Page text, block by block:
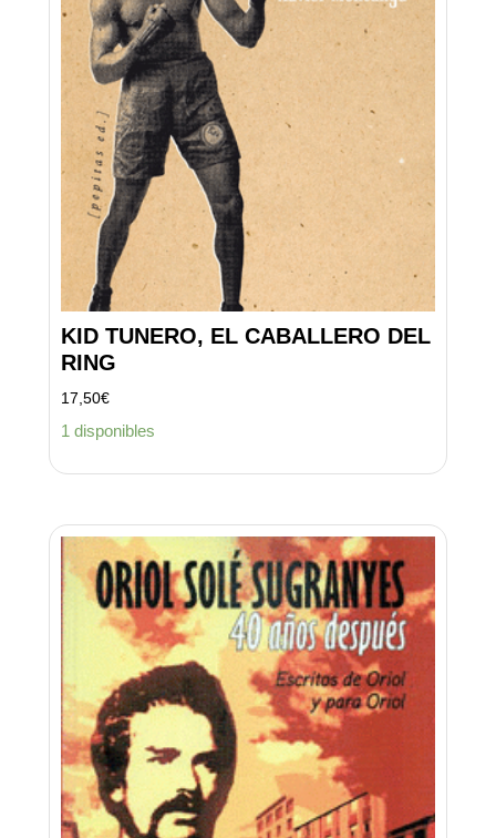
KID TUNERO, EL CABALLERO DEL
RING
17,50€
1 disponibles